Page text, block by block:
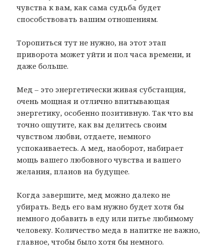
чувства к вам, как сама судьба будет
способствовать вашим отношениям.
Торопиться тут не нужно, на этот этап
приворота может уйти и пол часа времени, и
даже больше.
Мед – это энергетически живая субстанция,
очень мощная и отлично впитывающая
энергетику, особенно позитивную. Так что вы
точно ощутите, как вы делитесь своим
чувством любви, отдаете, немного
успокаиваетесь. А мед, наоборот, набирает
мощь вашего любовного чувства и вашего
желания, планов на будущее.
Когда завершите, мед можно далеко не
убирать. Ведь его вам нужно будет хотя бы
немного добавить в еду или питье любимому
человеку. Количество меда в напитке не важно,
главное, чтобы было хотя бы немного.